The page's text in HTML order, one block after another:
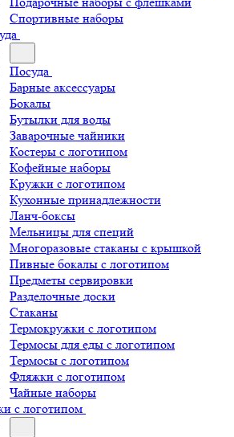
Спортивные наборы
Посуда
Барные аксессуары
Бокалы
Бутылки для воды
Заварочные чайники
Костеры с логотипом
Кофейные наборы
Кружки с логотипом
Кухонные принадлежности
Ланч-боксы
Мельницы для специй
Многоразовые стаканы с крышкой
Пивные бокалы с логотипом
Предметы сервировки
Разделочные доски
Стаканы
Термокружки с логотипом
Термосы для еды с логотипом
Термосы с логотипом
Фляжки с логотипом
Чайные наборы
с логотипом